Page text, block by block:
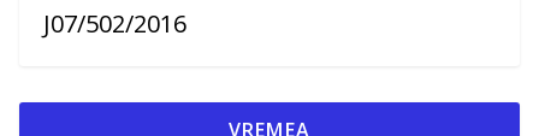
J07/502/2016
VREMEA